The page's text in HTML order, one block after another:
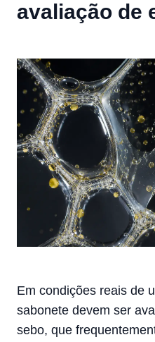
avaliação de
Em condições reais de
sabonete devem ser
sebo, que